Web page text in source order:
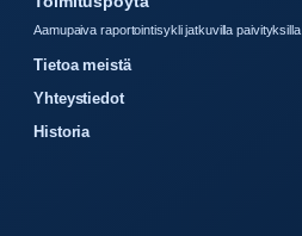
Aamupaiva raportointisykli jatkuvilla paivityksilla.
Tietoa meistä
Yhteystiedot
Historia